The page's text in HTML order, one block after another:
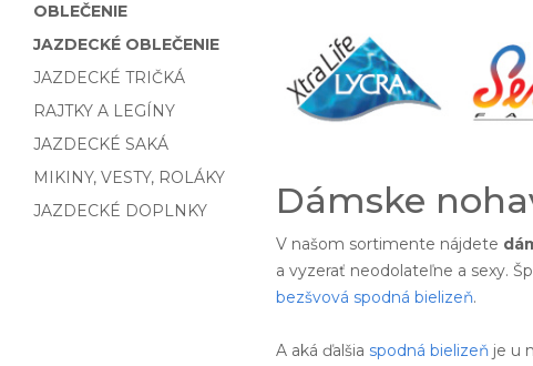
OBLEČENIE
JAZDECKÉ OBLEČENIE
JAZDECKÉ TRIČKÁ
RAJTKY A LEGÍNY
JAZDECKÉ SAKÁ
MIKINY, VESTY, ROLÁKY
JAZDECKÉ DOPLNKY
Dámske
V našom sortimente nájdete
a vyzerať neodolateľne a sexy.
bezšvová spodná bielizeň.
A aká ďalšia spodná bielizeň je u